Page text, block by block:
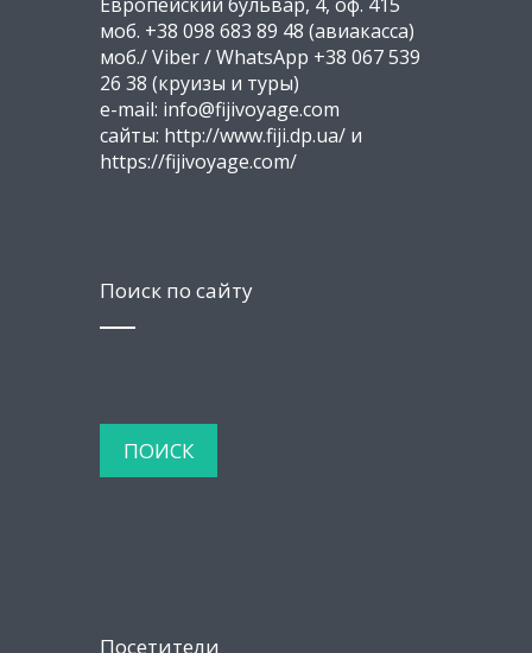
Европейский бульвар, 4, оф. 415
моб. +38 098 683 89 48 (авиакасса)
моб./ Viber / WhatsApp +38 067 539
26 38 (круизы и туры)
e-mail: info@fijivoyage.com
сайты: http://www.fiji.dp.ua/ и
https://fijivoyage.com/
Поиск по сайту
Посетители